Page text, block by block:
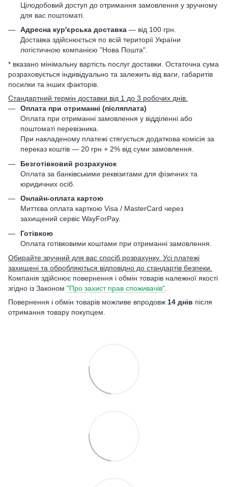
Цілодобовий доступ до отримання замовлення у зручному
для вас поштоматі.
Адресна кур'єрська доставка — від 100 грн.
Доставка здійснюється по всій території України
логістичною компанією "Нова Пошта".
* вказано мінімальну вартість послуг доставки. Остаточна сума
розраховується індивідуально та залежить від ваги, габаритів
посилки та інших факторів.
Стандартний термін доставки від 1 до 3 робочих днів.
Оплата при отриманні (післяплата)
Оплата при отриманні замовлення у відділенні або
поштоматі перевізника.
При накладеному платежі стягується додаткова комісія за
переказ коштів — 20 грн + 2% від суми замовлення.
Безготівковий розрахунок
Оплата за банківськими реквізитами для фізичних та
юридичних осіб.
Онлайн-оплата картою
Миттєва оплата карткою Visa / MasterCard через
захищений сервіс WayForPay.
Готівкою
Оплата готівковими коштами при отриманні замовлення.
Обирайте зручний для вас спосіб розрахунку. Усі платежі
захищені та обробляються відповідно до стандартів безпеки.
Компанія здійснює повернення і обмін товарів належної якості
згідно із Законом "Про захист прав споживачів"
Повернення і обмін товарів можливе впродовж 14 днів після
отримання товару покупцем.